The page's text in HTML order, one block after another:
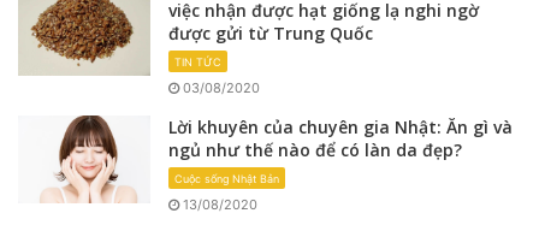
việc nhận được hạt giống lạ nghi ngờ
được gửi từ Trung Quốc
TIN TỨC
03/08/2020
Lời khuyên của chuyên gia Nhật: Ăn gì và
ngủ như thế nào để có làn da đẹp?
Cuộc sống Nhật Bản
13/08/2020